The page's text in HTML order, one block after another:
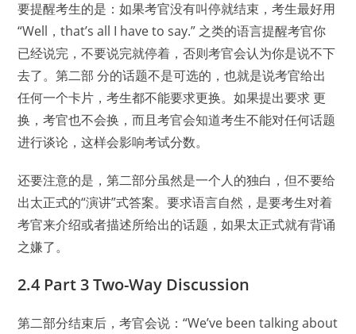
要提醒考生的是：如果考官没有叫停就结束，考生最好用
“Well，that’s all I have to say.” 之类的语言提醒考官你
已经说完，不要说完就停着，否则考官会认为你是说不下
去了。第二部 分的话题不是可选的，也就是说考官给出
任何一个卡片，考生都不能要求更换。如果提出要求 更
换，考官也不会换，而且考官会知道考生不能对任何话题
进行谈论，这样会影响考试分数。
还要注意的是，第二部分虽然是一个人的独白，但不要给
出太正式的“演讲”式答案。要求语言自然，是要考生对着
考官来介绍或者描述所给出的话题，如果太正式就有背诵
之嫌了。
2.4 Part 3 Two-Way Discussion
第二部分结束后，考官会说：“We’ve been talking about